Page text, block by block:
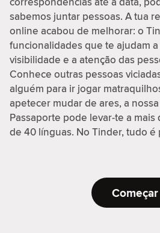
sabemos juntar pessoas. A tua
online acabou de melhorar: o
funcionalidades que te ajudam
visibilidade e a atenção das
Conhece outras pessoas
alguém para ir jogar
apetecer mudar de ares, a
Passaporte pode levar-te a mais
de 40 línguas. No Tinder, tudo é
Começar